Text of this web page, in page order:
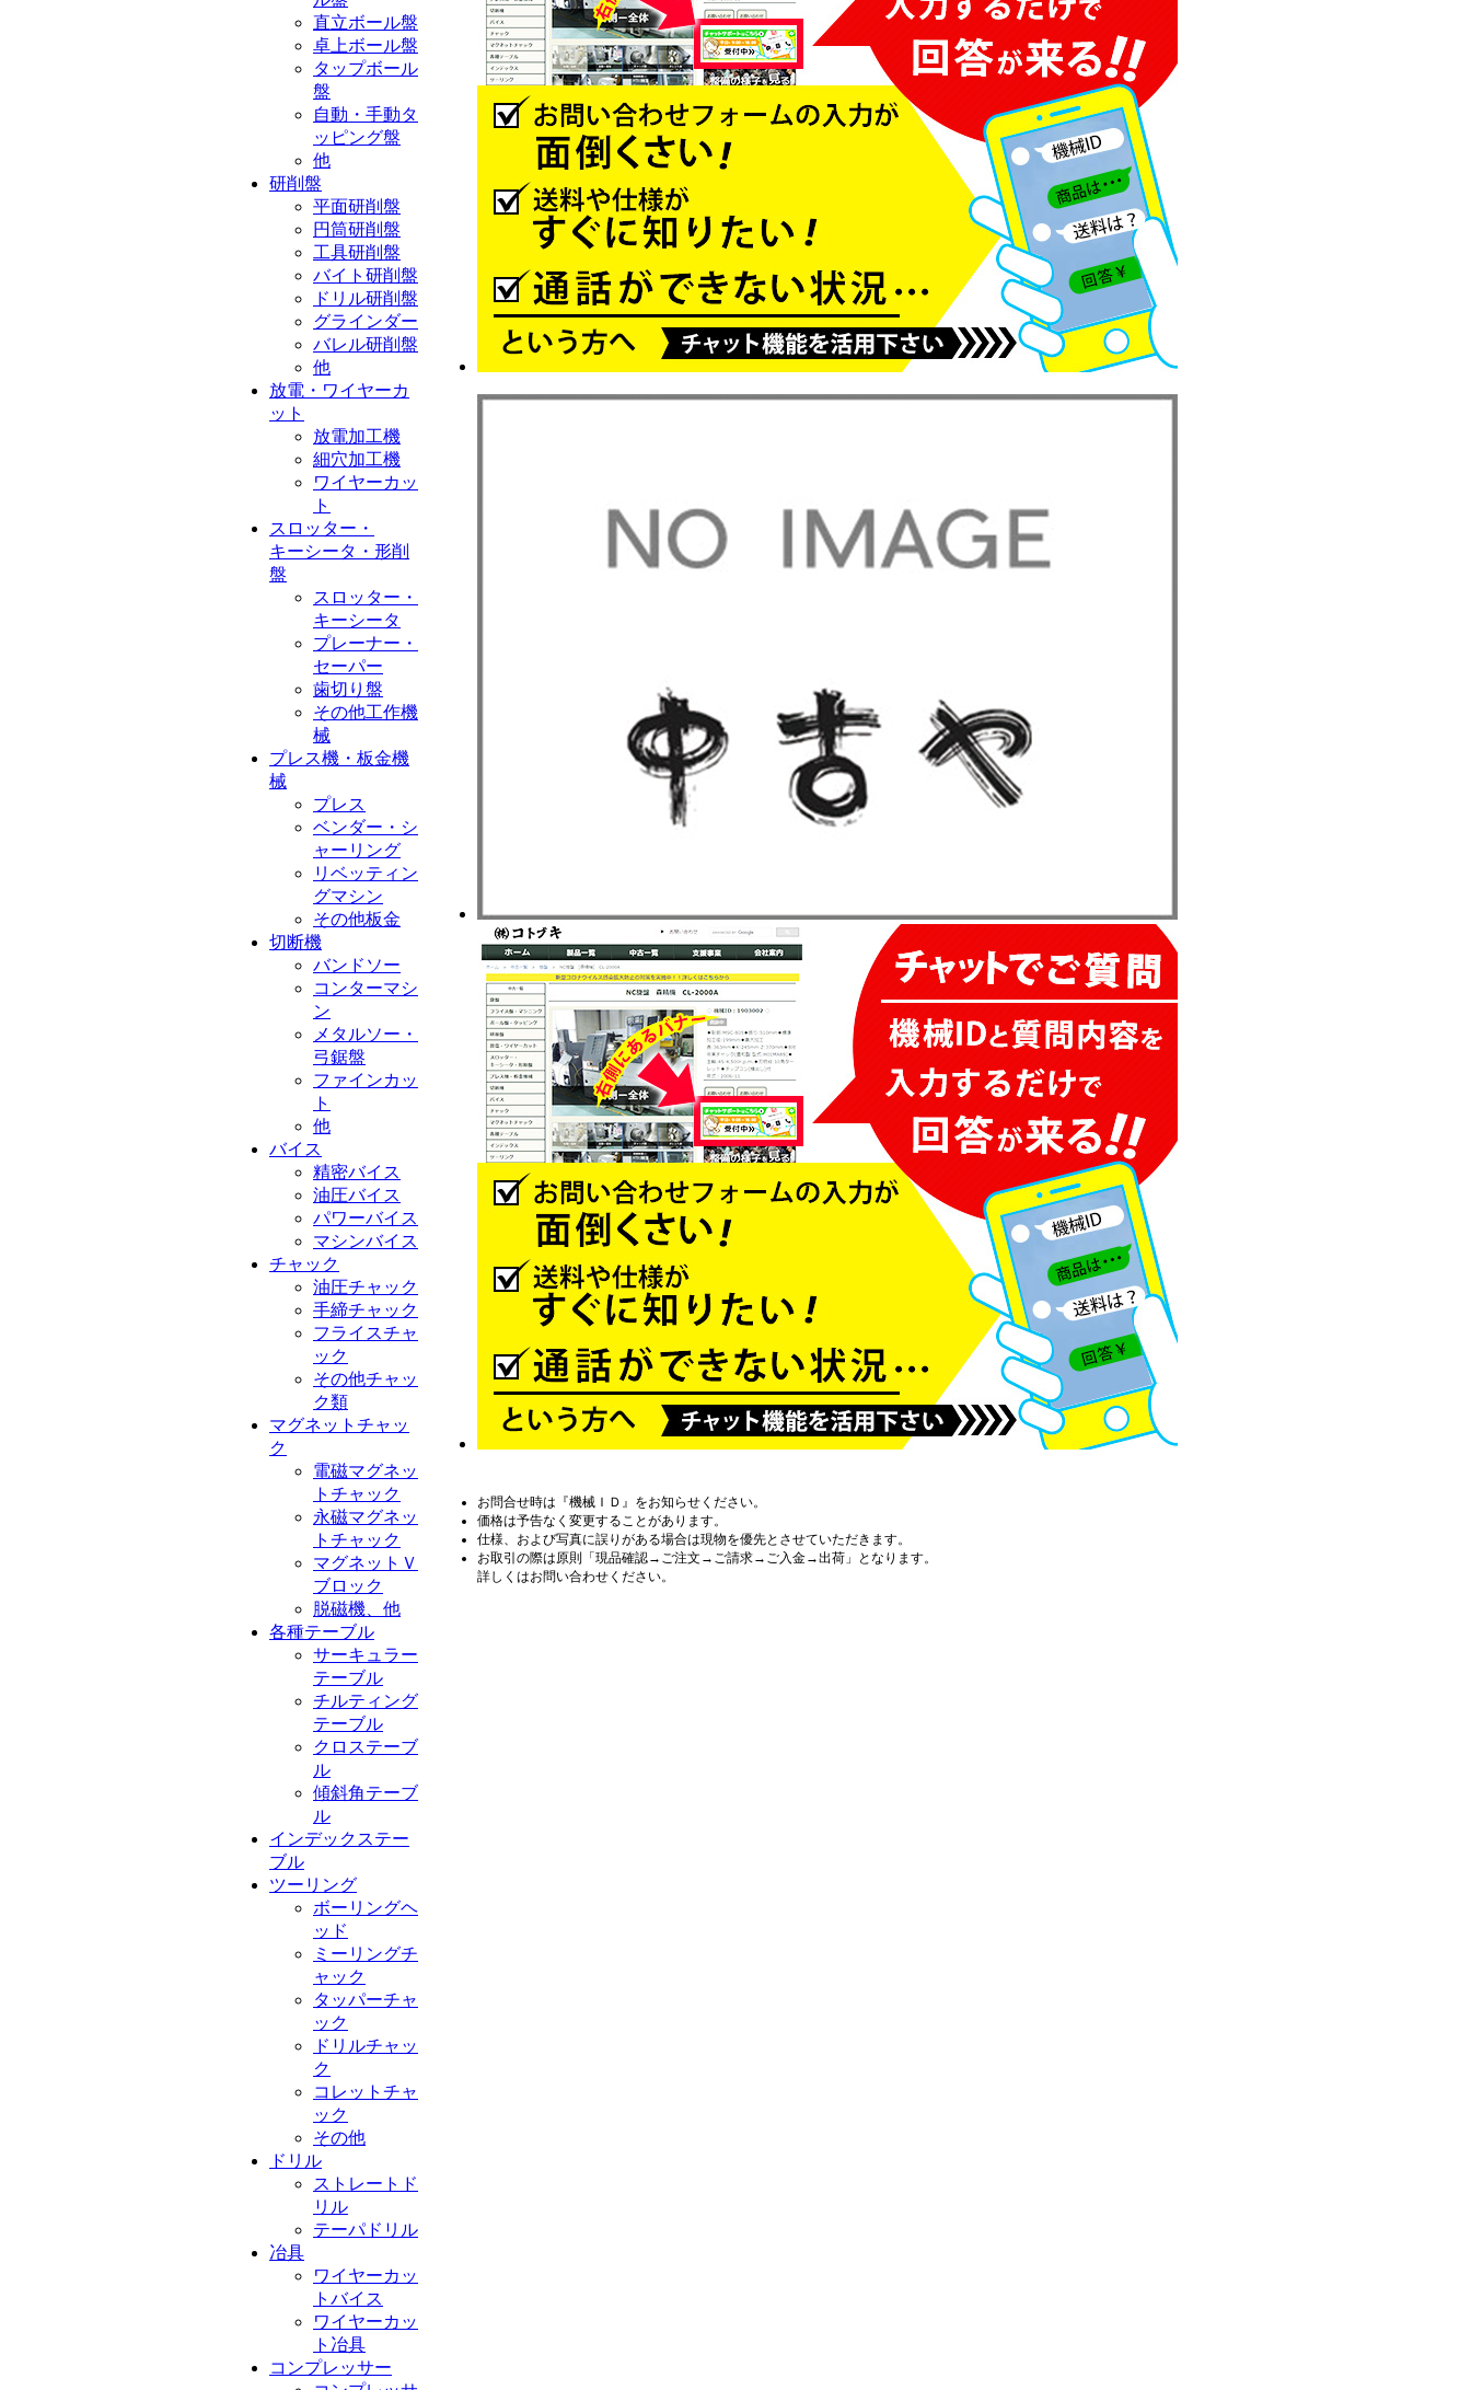
直立ボール盤
卓上ボール盤
タップボール
盤
自動・手動タ
ッピング盤
他
研削盤
平面研削盤
円筒研削盤
工具研削盤
バイト研削盤
ドリル研削盤
グラインダー
バレル研削盤
他
放電・ワイヤーカ
ット
放電加工機
細穴加工機
ワイヤーカッ
ト
スロッター・
キーシータ・形削
盤
スロッター・
キーシータ
プレーナー・
セーパー
歯切り盤
その他工作機
械
プレス機・板金機
械
プレス
ベンダー・シ
ャーリング
リベッティン
グマシン
その他板金
切断機
バンドソー
コンターマシ
ン
メタルソー・
弓鋸盤
ファインカッ
ト
他
バイス
精密バイス
油圧バイス
パワーバイス
マシンバイス
チャック
油圧チャック
手締チャック
フライスチャ
ック
その他チャッ
ク類
マグネットチャッ
ク
電磁マグネッ
トチャック
永磁マグネッ
トチャック
マグネットＶ
ブロック
脱磁機、他
各種テーブル
サーキュラー
テーブル
チルティング
テーブル
クロステーブ
ル
傾斜角テーブ
ル
インデックステー
ブル
ツーリング
ボーリングヘ
ッド
ミーリングチ
ャック
タッパーチャ
ック
ドリルチャッ
ク
コレットチャ
ック
その他
ドリル
ストレートド
リル
テーパドリル
冶具
ワイヤーカッ
トバイス
ワイヤーカッ
ト冶具
コンプレッサー
お問合せ時は『機械ＩＤ』をお知らせください。
価格は予告なく変更することがあります。
仕様、および写真に誤りがある場合は現物を優先とさせていただきます。
お取引の際は原則「現品確認→ご注文→ご請求→ご入金→出荷」となります。
詳しくはお問い合わせください。